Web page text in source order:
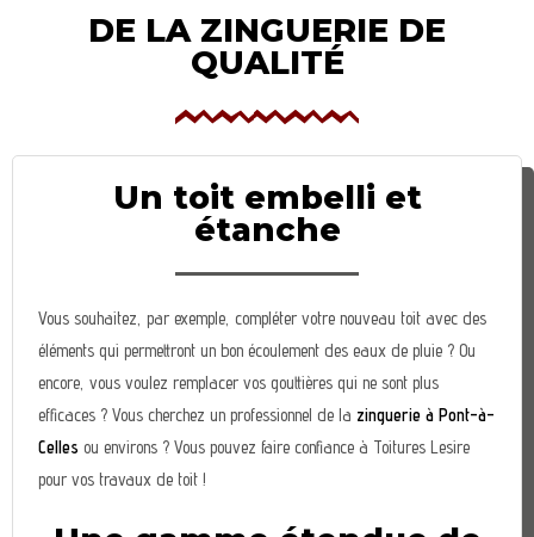
DE LA ZINGUERIE DE
QUALITÉ
Un toit embelli et
étanche
Vous souhaitez, par exemple, compléter votre nouveau toit avec des
éléments qui permettront un bon écoulement des eaux de pluie ? Ou
encore, vous voulez remplacer vos gouttières qui ne sont plus
efficaces ? Vous cherchez un professionnel de la zinguerie à Pont-à-
Cellesou environs ? Vous pouvez faire confiance à Toitures Lesire
pour vos travaux de toit !